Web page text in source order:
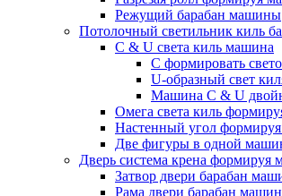
Режущий барабан машины
Потолочный светильник киль
С & U света киль машина
C формировать
U-образный свет
Машина C & U
Омега света киль
Настенный угол
Две фигуры в одной
Дверь система крена формируя
Затвор двери барабан
Рама двери барабан